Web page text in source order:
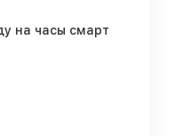
на часы смарт